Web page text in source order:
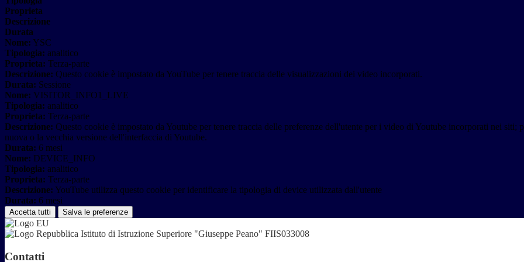
Proprieta
Descrizione
Durata
Nome: YSC
Tipologia: analitico
Proprieta: Terza-parte
Descrizione: Questo cookie è impostato da YouTube per tenere traccia delle visualizzazioni dei video incorporati.
Durata: Sessione
Nome: VISITOR_INFO1_LIVE
Tipologia: analitico
Proprieta: Terza-parte
Descrizione: Questo cookie è impostato da Youtube per tenere traccia delle preferenze dell'utente per i video di Youtube incorporati nei
nuova o la vecchia versione dell'interfaccia di Youtube.
Durata: 6 mesi
Nome: DEVICE_INFO
Tipologia: analitico
Proprieta: Terza-parte
Descrizione: YouTube utilizza questo cookie per identificare la tipologia di device utilizzata dall'utente
Durata: 6 mesi
Accetta tutti Salva le preferenze
Istituto di Istruzione Superiore "Giuseppe Peano" FIIS033008
Contatti